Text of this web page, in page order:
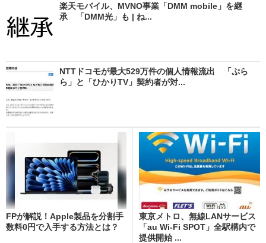
楽天モバイル、MVNO事業「DMM mobile」を継
承 「DMM光」も | ね...
NTTドコモが最大529万件の個人情報流出 「ぷら
ら」と「ひかりTV」契約者が対...
FPが解説！Apple製品を分割手
数料0円で入手する方法とは？
東京メトロ、無線LANサービス
「au Wi-Fi SPOT」全駅構内で
提供開始 ...